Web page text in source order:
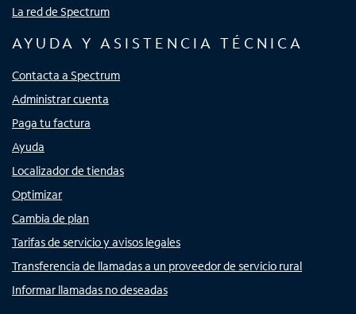
La red de Spectrum
AYUDA Y ASISTENCIA TÉCNICA
Contacta a Spectrum
Administrar cuenta
Paga tu factura
Ayuda
Localizador de tiendas
Optimizar
Cambia de plan
Tarifas de servicio y avisos legales
Transferencia de llamadas a un proveedor de servicio rural
Informar llamadas no deseadas